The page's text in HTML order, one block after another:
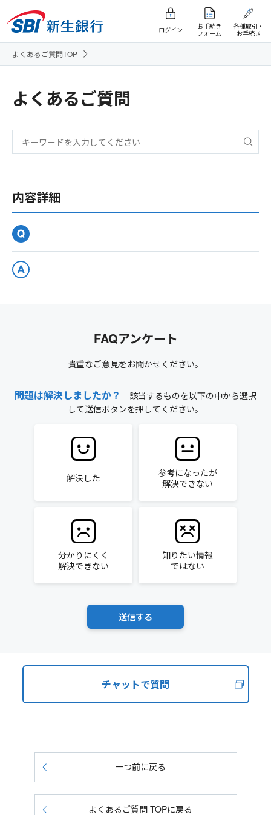
ログイン
お手続き
フォーム
各種取引・
お手続き
よくあるご質問TOP
よくあるご質問
内容詳細
FAQアンケート
貴重なご意見をお聞かせください。
問題は解決しましたか？
該当するものを以下の中から選択
して送信ボタンを押してください。
解決した
参考になったが
解決できない
分かりにくく
解決できない
知りたい情報
ではない
チャットで質問
一つ前に戻る
よくあるご質問 TOPに戻る